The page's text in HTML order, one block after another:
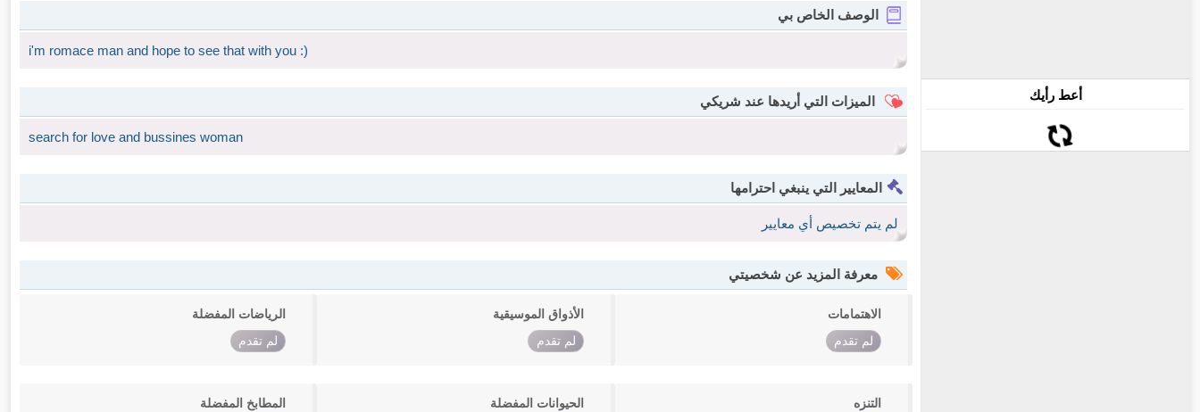
أعط رأيك
الوصف الخاص بي
i'm romace man and hope to see that with you :)
الميزات التي أريدها عند شريكي
search for love and bussines woman
المعايير التي ينبغي احترامها
لم يتم تخصيص أي معايير
معرفة المزيد عن شخصيتي
الاهتمامات
لم تقدم
الأذواق الموسيقية
لم تقدم
الرياضات المفضلة
لم تقدم
التنزه الحيوانات المفضلة المطابخ المفضلة